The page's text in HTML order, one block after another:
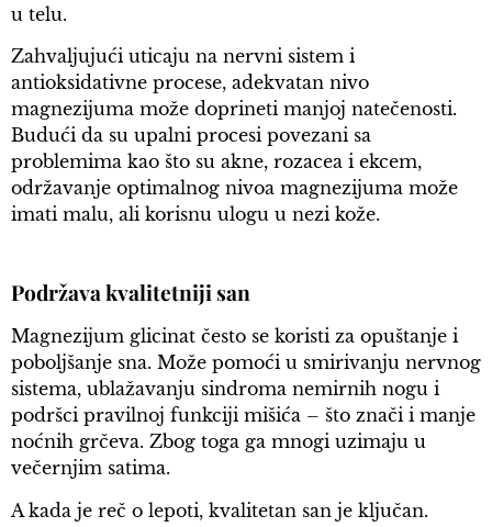
u telu.
Zahvaljujući uticaju na nervni sistem i
antioksidativne procese, adekvatan nivo
magnezijuma može doprineti manjoj natečenosti.
Budući da su upalni procesi povezani sa
problemima kao što su akne, rozacea i ekcem,
održavanje optimalnog nivoa magnezijuma može
imati malu, ali korisnu ulogu u nezi kože.
Podržava kvalitetniji san
Magnezijum glicinat često se koristi za opuštanje i
poboljšanje sna. Može pomoći u smirivanju nervnog
sistema, ublažavanju sindroma nemirnih nogu i
podršci pravilnoj funkciji mišića – što znači i manje
noćnih grčeva. Zbog toga ga mnogi uzimaju u
večernjim satima.
A kada je reč o lepoti, kvalitetan san je ključan.